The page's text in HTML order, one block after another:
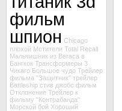
фильм
шпион Chicago
плохой Мстители Total Recall
Мальчишник из Вегаса в
Бангкок Трансформеры 3
Чикаго Большое чудо Трейлер
фильма "Защитник" трейлер
Battleship стив джобс фильм
Отклонение Трейлер к
фильму "Контрабанда"
Морской бой Хороший